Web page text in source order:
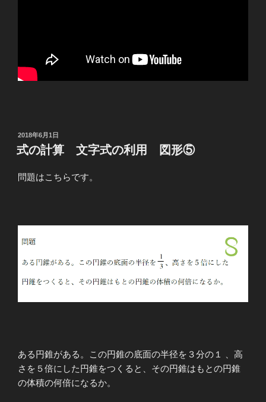
投
稿
日:
2018年6月1日
式の計算 文字式の利用 図形⑤
問題はこちらです。
ある円錐がある。この円錐の底面の半径を３分の１ 、高
さを５倍にした円錐をつくると、その円錐はもとの円錐
の体積の何倍になるか。